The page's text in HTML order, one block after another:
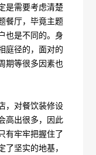
需要考虑清楚
餐厅，毕竟主题
也是不同的。身
庭径的，面对的
期等很多因素也
对餐饮装修设
高出很多，因此
有牢牢把握住了
坚实的地基，